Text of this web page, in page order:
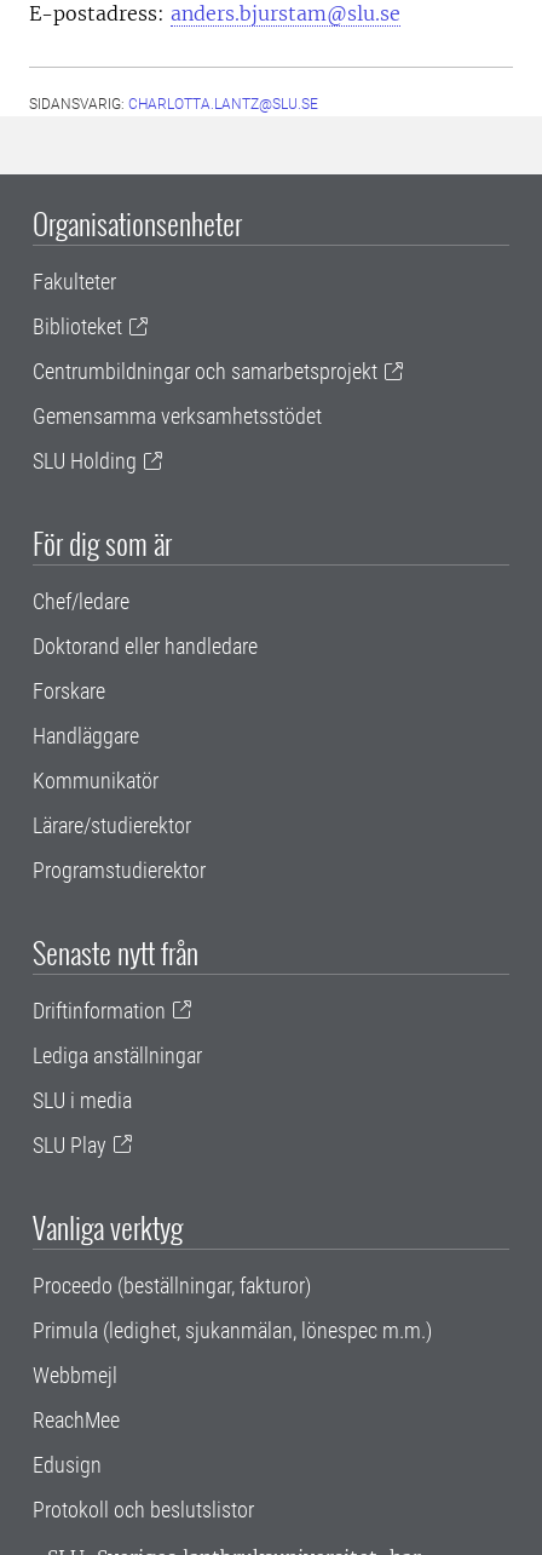
E-postadress: anders.bjurstam@slu.se
SIDANSVARIG: CHARLOTTA.LANTZ@SLU.SE
Organisationsenheter
Fakulteter
Biblioteket
Centrumbildningar och samarbetsprojekt
Gemensamma verksamhetsstödet
SLU Holding
För dig som är
Chef/ledare
Doktorand eller handledare
Forskare
Handläggare
Kommunikatör
Lärare/studierektor
Programstudierektor
Senaste nytt från
Driftinformation
Lediga anställningar
SLU i media
SLU Play
Vanliga verktyg
Proceedo (beställningar, fakturor)
Primula (ledighet, sjukanmälan, lönespec m.m.)
Webbmejl
ReachMee
Edusign
Protokoll och beslutslistor